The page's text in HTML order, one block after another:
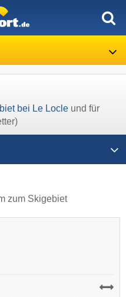
bei Le Locle und für
zum Skigebiet